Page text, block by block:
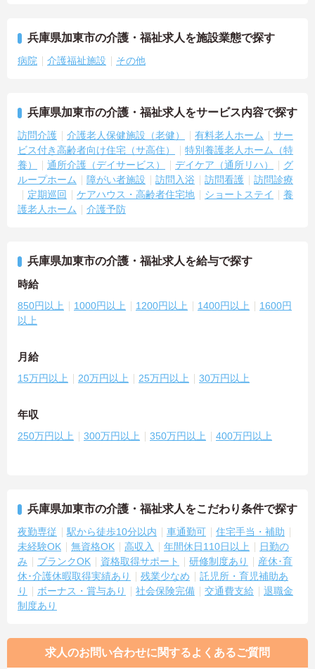
兵庫県加東市の介護・福祉求人を施設業態で探す
病院 介護福祉施設 その他
兵庫県加東市の介護・福祉求人をサービス内容で探す
訪問介護 介護老人保健施設（老健） 有料老人ホーム
サー
ビス付き高齢者向け住宅（サ高住）
特別養護老人ホーム（特
養）
通所介護（デイサービス） デイケア（通所リハ）
グ
ループホーム
障がい者施設 訪問入浴 訪問看護
訪問診療
定期巡回
ケアハウス・高齢者住宅地 ショートステイ
養
護老人ホーム
介護予防
兵庫県加東市の介護・福祉求人を給与で探す
時給
850円以上 1000円以上 1200円以上 1400円以上
1600円
以上
月給
15万円以上 20万円以上 25万円以上 30万円以上
年収
250万円以上 300万円以上 350万円以上 400万円以上
兵庫県加東市の介護・福祉求人をこだわり条件で探す
夜勤専従 駅から徒歩10分以内 車通勤可
住宅手当・補助
未経験OK
無資格OK 高収入 年間休日110日以上
日勤の
み
ブランクOK 資格取得サポート 研修制度あり
産休･育
休･介護休暇取得実績あり
残業少なめ
託児所・育児補助あ
り
ボーナス・賞与あり 社会保険完備 交通費支給
退職金
制度あり
求人のお問い合わせに関するよくあるご質問